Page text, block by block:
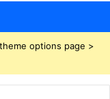
options page >